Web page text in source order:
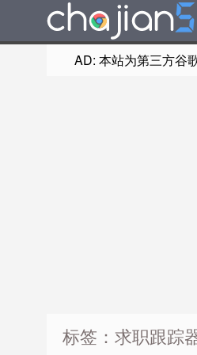
AD: 本站为第三方谷
标签：求职跟踪